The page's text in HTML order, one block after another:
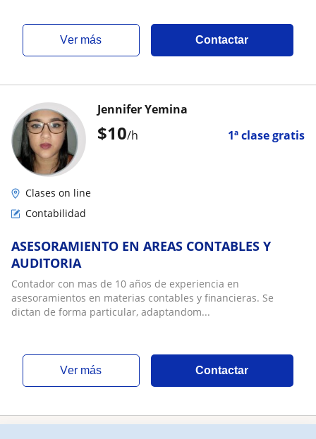
ver más Contactar
$10/h 1ª clase gratis
Jennifer Yemina
Clases on line
Contabilidad
ASESORAMIENTO EN AREAS CONTABLES Y
AUDITORIA
Contador con mas de 10 años de experiencia en
asesoramientos en materias contables y financieras. Se
dictan de forma particular, adaptandom...
ver más Contactar